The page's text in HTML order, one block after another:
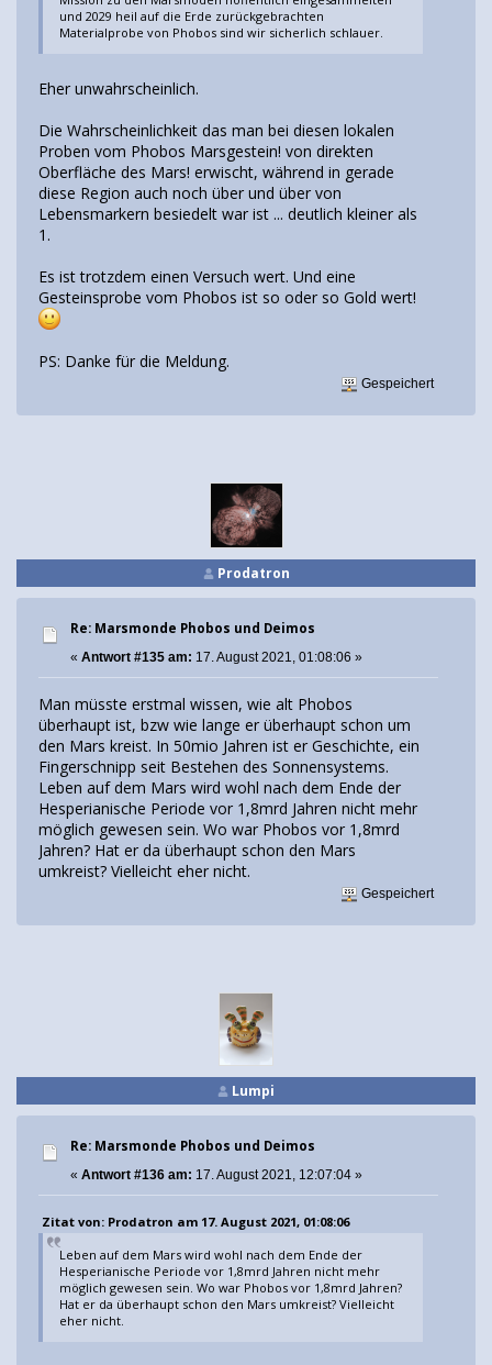
und 2029 heil auf die Erde zurückgebrachten
Materialprobe von Phobos sind wir sicherlich schlauer.
Eher unwahrscheinlich.
Die Wahrscheinlichkeit das man bei diesen lokalen
Proben vom Phobos Marsgestein! von direkten
Oberfläche des Mars! erwischt, während in gerade
diese Region auch noch über und über von
Lebensmarkern besiedelt war ist ... deutlich kleiner als
1.
Es ist trotzdem einen Versuch wert. Und eine
Gesteinsprobe vom Phobos ist so oder so Gold wert!
PS: Danke für die Meldung.
Gespeichert
Prodatron
Re: Marsmonde Phobos und Deimos
« Antwort #135 am: 17. August 2021, 01:08:06 »
Man müsste erstmal wissen, wie alt Phobos
überhaupt ist, bzw wie lange er überhaupt schon um
den Mars kreist. In 50mio Jahren ist er Geschichte, ein
Fingerschnipp seit Bestehen des Sonnensystems.
Leben auf dem Mars wird wohl nach dem Ende der
Hesperianische Periode vor 1,8mrd Jahren nicht mehr
möglich gewesen sein. Wo war Phobos vor 1,8mrd
Jahren? Hat er da überhaupt schon den Mars
umkreist? Vielleicht eher nicht.
Gespeichert
Lumpi
Re: Marsmonde Phobos und Deimos
« Antwort #136 am: 17. August 2021, 12:07:04 »
Zitat von: Prodatron am 17. August 2021, 01:08:06
Leben auf dem Mars wird wohl nach dem Ende der
Hesperianische Periode vor 1,8mrd Jahren nicht mehr
möglich gewesen sein. Wo war Phobos vor 1,8mrd Jahren?
Hat er da überhaupt schon den Mars umkreist? Vielleicht
eher nicht.